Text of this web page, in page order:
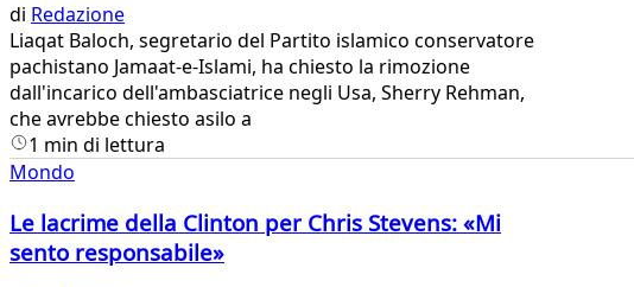
di Redazione
​Liaqat Baloch, segretario del Partito islamico conservatore
pachistano Jamaat-e-Islami, ha chiesto la rimozione
dall'incarico dell'ambasciatrice negli Usa, Sherry Rehman,
che avrebbe chiesto asilo a
1 min di lettura
Mondo
Le lacrime della Clinton per Chris Stevens: «Mi
sento responsabile»